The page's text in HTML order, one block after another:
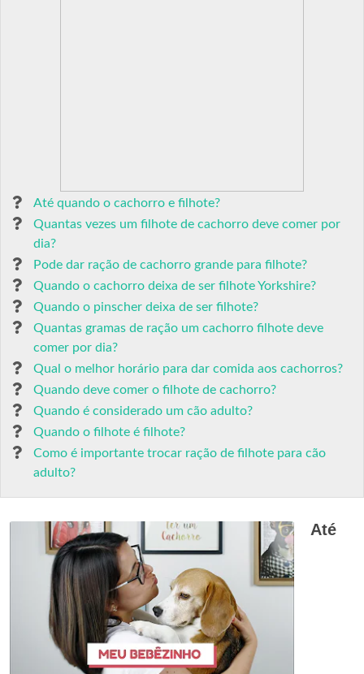
Até quando o cachorro e filhote?
Quantas vezes um filhote de cachorro deve comer por
dia?
Pode dar ração de cachorro grande para filhote?
Quando o cachorro deixa de ser filhote Yorkshire?
Quando o pinscher deixa de ser filhote?
Quantas gramas de ração um cachorro filhote deve
comer por dia?
Qual o melhor horário para dar comida aos cachorros?
Quando deve comer o filhote de cachorro?
Quando é considerado um cão adulto?
Quando o filhote é filhote?
Como é importante trocar ração de filhote para cão
adulto?
Até